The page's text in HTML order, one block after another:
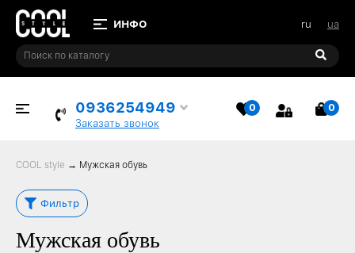
ru ua
0936254949
Заказать звонок
0
0ИЗБРАННОЕ
COOL style → Мужская обувь
Фильтр
Мужская обувь